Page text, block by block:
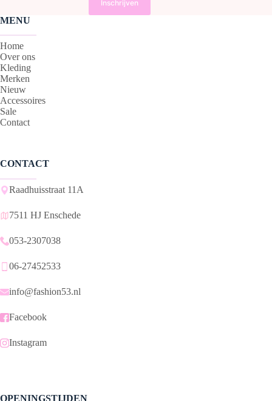
MENU
Home
Over ons
Kleding
Merken
Nieuw
Accessoires
Sale
Contact
CONTACT
Raadhuisstraat 11A
7511 HJ Enschede
053-2307038
06-27452533
info@fashion53.nl
Facebook
Instagram
OPENINGSTIJDEN